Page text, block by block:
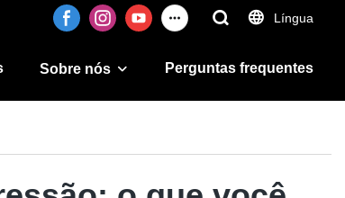
Língua
Sobre nós Perguntas frequentes